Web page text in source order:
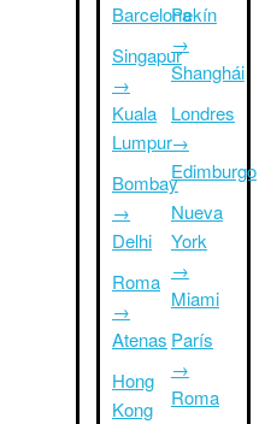
Barcelona
Singapur
→
Kuala
Lumpur
Bombay
→
Delhi
Roma
→
Atenas
Hong
Kong
Pekín
→
Shanghái
Londres
→
Edimburgo
Nueva
York
→
Miami
París
→
Roma